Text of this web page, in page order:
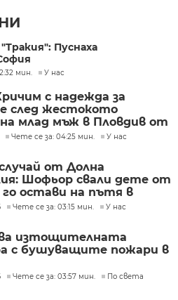
Пуснаха
мин. У нас
с надежда за
след жестокото
млад мъж в Пловдив от
Чете се за: 04:25 мин. У нас
от Долна
Шофьор свали дете от
остави на пътя в
Чете се за: 03:15 мин. У нас
изтощителната
с бушуващите пожари в
Чете се за: 03:57 мин. По света